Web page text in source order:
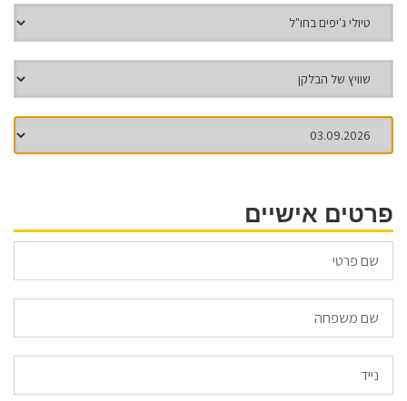
פרטים אישיים